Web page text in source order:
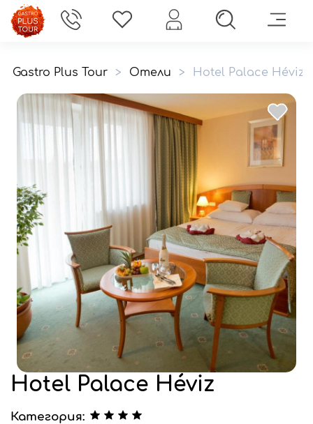
Gastro Plus Tour > Отели > Hotel Palace Héviz
Hotel Palace Héviz
Категория: